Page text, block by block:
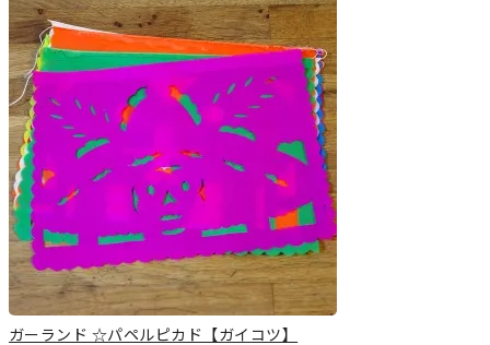
ガーランド ☆パペルピカド【ガイコツ】